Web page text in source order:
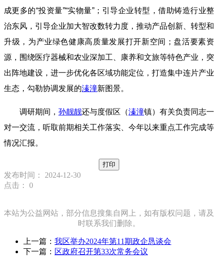
成更多的“投资量”“实物量”；引导企业转型，借助铸造行业整
治东风，引导企业加大智改数转力度，推动产品创新、转型和
升级，为产业绿色健康高质量发展打开新空间；盘活要素资
源，围绕医疗器械和农业深加工、康养和文旅等特色产业，突
出阵地建设，进一步优化各区域功能定位，打造集中连片产业
生态，勾勒协调发展的溱潼新图景。
调研期间， 孙靓靓还与度假区（溱潼镇）有关负责同志一
对一交流，听取前期相关工作落实、今年以来重点工作完成等
情况汇报。
打印
发布时间： 2024-12-30
点击： 0
本站为公益网站，部分信息搜集自网上，如有版权问题，请及
时联系我们删除。
上一篇： 我区举办2024年第11期政企恳谈会
下一篇： 区政府召开第33次常务会议